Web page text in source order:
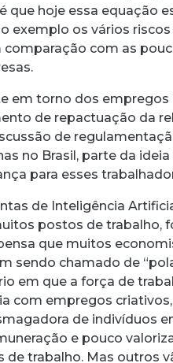
que hoje essa equação
exemplo os vários
com as
em torno dos
de repactuação da
de
no Brasil, parte da
para esses
de Inteligência
postos de trabalho,
que muitos
sendo chamado de
em que a força de
com empregos
de indivíduos
e pouco
trabalho. Mas outros